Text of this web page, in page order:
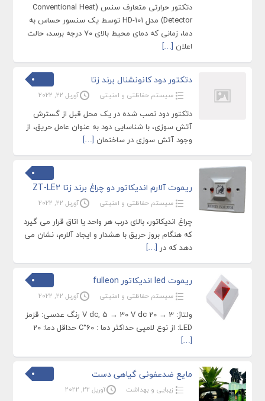
دتکتور حرارتی متعارف سنس (Conventional Heat
Detector) مدل HD-101 توسط یک سنسور حساس به
دما، زمانی که دمای محیط بالای ۷۰ درجه برسد، حالت
اعلان […]
دتکتور دود کانونشنال برند زتا
سیستم حفاظتی و امنیتی آوریل 22, 2022
دتکتور دود نصب شده در یک محل قبل از گسترش
آتش سوزی، با شناسایی دود به عنوان عامل حریق، از
وجود آتش سوزی در ساختمان […]
ریموت آلارم اندیکاتور دو چراغ برند زتا ZT-LE2
سیستم حفاظتی و امنیتی آوریل 22, 2022
چراغ اندیکاتور، بالای درب هر واحد یا اتاق قرار می گیرد
که هنگام بروز حریق با هشدار و ایجاد آلارم، نشان می
دهد که در […]
ریموت led اندیکاتور fulleon
سیستم حفاظتی و امنیتی آوریل 22, 2022
ولتاژ: 3 → 20 V dc, 5 → 30 V dc رنگ عدسی: قزمز
LED: از نوع لامپی حداکثر دما : 60°C حداقل دما: 20
[…]
مایع ضدعفونی گیاهی دست
زیبایی و بهداشت آوریل 22, 2022